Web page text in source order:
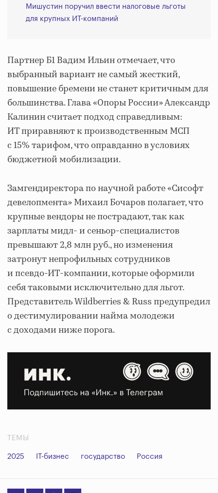
Мишустин поручил ввести налоговые льготы
для крупных ИТ-компаний
Партнер Б1 Вадим Ильин отмечает, что
выбранный вариант не самый жесткий,
повышение бремени не станет критичным для
большинства. Глава «Опоры России» Александр
Калинин считает подход справедливым:
ИТ приравняют к производственным МСП
с 15% тарифом, что оправданно в условиях
бюджетной мобилизации.
Замгендиректора по научной работе «Сисофт
девелопмента» Михаил Бочаров полагает, что
крупные вендоры не пострадают, так как
зарплаты мидл- и сеньор-специалистов
превышают 2,8 млн руб., но изменения
затронут непрофильных сотрудников
и псевдо-ИТ-компании, которые оформили
себя таковыми исключительно для льгот.
Представитель Wildberries & Russ предупредил
о дестимулировании найма молодежи
с доходами ниже порога.
ТЕМЫ
2025 IT-бизнес государство Россия